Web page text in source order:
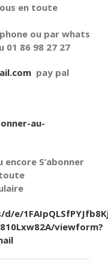
en toute
ou par whats
01 86 98 27 27
pay pal
au-
S’abonner
e/
viewform?